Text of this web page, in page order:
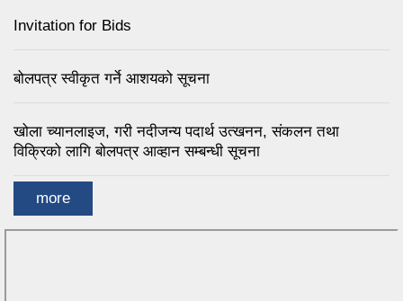
Invitation for Bids
बोलपत्र स्वीकृत गर्ने आशयको सूचना
खोला च्यानलाइज, गरी नदीजन्य पदार्थ उत्खनन, संकलन तथा
विक्रिको लागि बोलपत्र आव्हान सम्बन्धी सूचना
more